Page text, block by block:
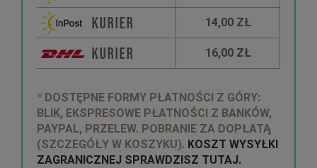
14,00 ZŁ
16,00 ZŁ
* DOSTĘPNE FORMY PŁATNOŚCI Z GÓRY:
BLIK, EKSPRESOWE PŁATNOŚCI Z BANKÓW,
PAYPAL, PRZELEW. POBRANIE ZA DOPŁATĄ
(SZCZEGÓŁY W KOSZYKU). KOSZT WYSYŁKI
ZAGRANICZNEJ SPRAWDZISZ TUTAJ.